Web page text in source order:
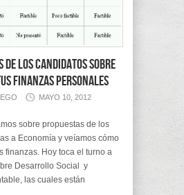
de los candidatos sobre
finanzas personales
MAYO 10, 2012
sobre propuestas de los
a Economía y veíamos cómo
finanzas. Hoy toca el turno a
Desarrollo Social y
las cuales están